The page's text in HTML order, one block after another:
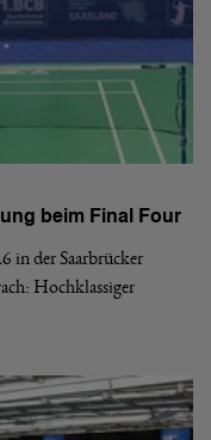
beim Final Four
in der Saarbrücker
Hochklassiger